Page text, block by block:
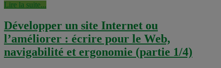
Lire la suite...
Développer un site Internet ou
l’améliorer : écrire pour le Web,
navigabilité et ergonomie (partie 1/4)